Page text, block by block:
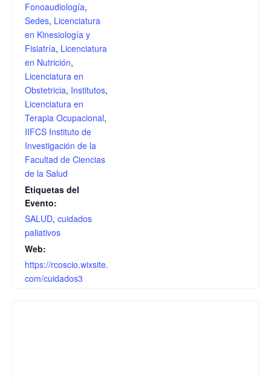
Fonoaudiología,
Sedes, Licenciatura
en Kinesiología y
Fisiatría, Licenciatura
en Nutrición,
Licenciatura en
Obstetricia, Institutos,
Licenciatura en
Terapia Ocupacional,
IIFCS Instituto de
Investigación de la
Facultad de Ciencias
de la Salud
Etiquetas del
Evento:
SALUD, cuidados
paliativos
Web:
https://rcoscio.wixsite.
com/cuidados3